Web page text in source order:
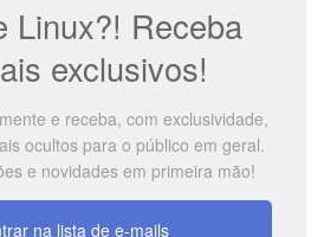
Linux?! Receba
exclusivos!
e receba, com exclusividade,
ocultos para o público em geral.
e novidades em primeira mão!
na lista de e-mails